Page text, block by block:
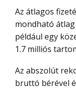
Az átlagos fizetések eltérők, de még az alacsonynak
mondható
például egy
1.7 milliós
Az abszolút rekorder most Svájc a maga 2.66 milliós
bruttó bérével